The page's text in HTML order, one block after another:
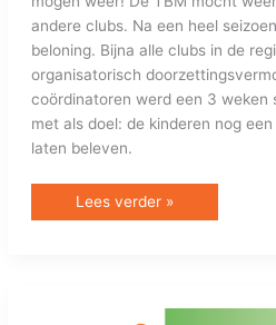
andere clubs. Na een heel
beloning. Bijna alle clubs in de
organisatorisch
coördinatoren werd een 3 weken
met als doel: de kinderen nog
laten beleven.
Lees verder »
ZOMERKAMP